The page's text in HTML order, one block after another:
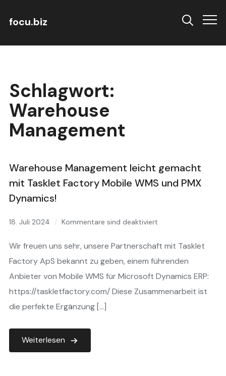
focu.biz Info
Schlagwort:
Warehouse
Management
Warehouse Management leicht gemacht
mit Tasklet Factory Mobile WMS und PMX
Dynamics!
18. Juli 2024 Kommentare sind deaktiviert
Wir freuen uns sehr, unsere Partnerschaft mit Tasklet
Factory ApS bekannt zu geben, einem führenden
Anbieter von Mobile WMS für Microsoft Dynamics ERP:
https://taskletfactory.com/ Diese Zusammenarbeit ist
die perfekte Ergänzung […]
Weiterlesen